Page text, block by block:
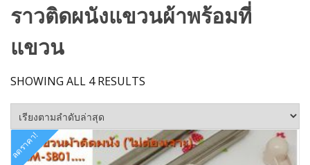
ราวติดผนังแขวนผ้าพร้อมที่
แขวน
SHOWING ALL 4 RESULTS
ลดราคา!